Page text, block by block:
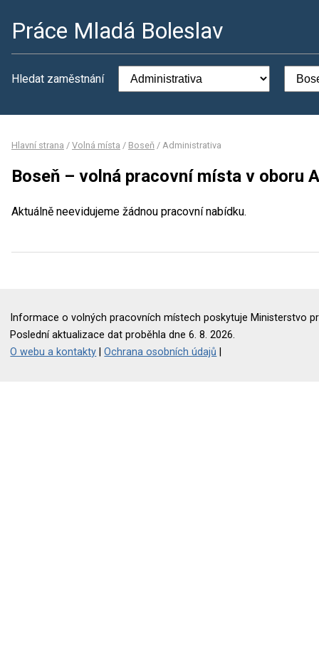
Práce Mladá Boleslav
Hledat zaměstnání
Hlavní strana / Volná místa / Boseň / Administrativa
Boseň – volná pracovní místa v oboru
Aktuálně neevidujeme žádnou pracovní nabídku.
Informace o volných pracovních místech poskytuje Ministerstvo
Poslední aktualizace dat proběhla dne 6. 8. 2026.
O webu a kontakty |Ochrana osobních údajů